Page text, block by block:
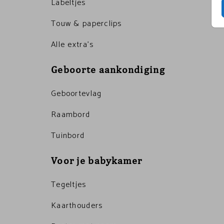
Labeltjes
Touw & paperclips
Alle extra's
Geboorte aankondiging
Geboortevlag
Raambord
Tuinbord
Voor je babykamer
Tegeltjes
Kaarthouders